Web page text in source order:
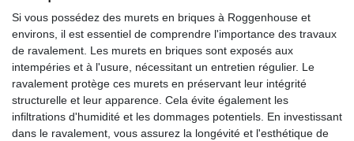
Si vous possédez des murets en briques à Roggenhouse et
environs, il est essentiel de comprendre l'importance des travaux
de ravalement. Les murets en briques sont exposés aux
intempéries et à l'usure, nécessitant un entretien régulier. Le
ravalement protège ces murets en préservant leur intégrité
structurelle et leur apparence. Cela évite également les
infiltrations d'humidité et les dommages potentiels. En investissant
dans le ravalement, vous assurez la longévité et l'esthétique de